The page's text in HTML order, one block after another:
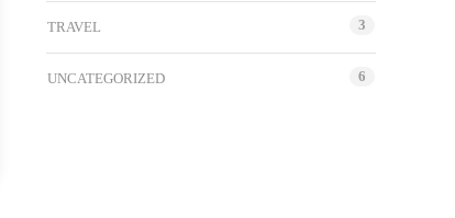
TRAVEL 3
UNCATEGORIZED 6